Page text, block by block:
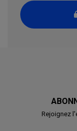
Rejoignez